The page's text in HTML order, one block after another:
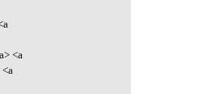
<a